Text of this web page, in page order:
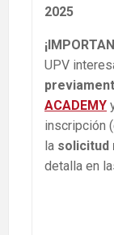
2025
UPV
ACADEMY
inscripción
la solicitud
detalla en